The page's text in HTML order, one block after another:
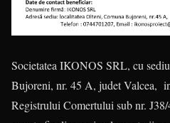
Societatea IKONOS SRL, cu
Bujoreni, nr. 45 A, judet Valcea,
Registrului Comertului sub nr.